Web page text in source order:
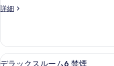
真
示
す
ム
禁
煙
詳細
デ
ス
ル
ー
デ25
デラックスルーム6 禁煙